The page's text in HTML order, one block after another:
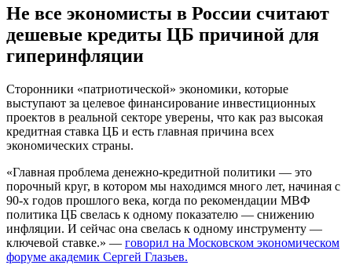
Не все экономисты в России считают
дешевые кредиты ЦБ причиной для
гиперинфляции
Сторонники «патриотической» экономики, которые
выступают за целевое финансирование инвестиционных
проектов в реальной секторе уверены, что как раз высокая
кредитная ставка ЦБ и есть главная причина всех
экономических страны.
«Главная проблема денежно-кредитной политики — это
порочный круг, в котором мы находимся много лет, начиная с
90-х годов прошлого века, когда по рекомендации МВФ
политика ЦБ свелась к одному показателю — снижению
инфляции. И сейчас она свелась к одному инструменту —
ключевой ставке.» — говорил на Московском экономическом
форуме академик Сергей Глазьев.